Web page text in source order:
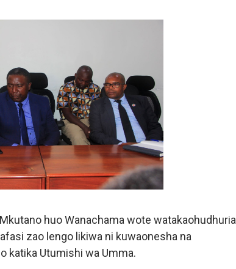
huo Wanachama wote watakaohudhuria
zao lengo likiwa ni kuwaonesha na
katika Utumishi wa Umma.